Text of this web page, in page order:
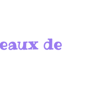
de